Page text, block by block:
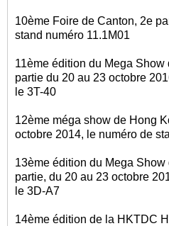
10ème Foire de Canton, 2e
stand numéro 11.1M01
11ème édition du Mega
partie du 20 au 23 octobre
le 3T-40
12ème méga show de Hong
octobre 2014, le numéro de
13ème édition du Mega
partie, du 20 au 23 octobre
le 3D-A7
14ème édition de la HKTDC